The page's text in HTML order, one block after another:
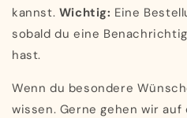
kannst. Wichtig: Eine
sobald du eine
hast.
Wenn du besondere
wissen. Gerne gehen wir